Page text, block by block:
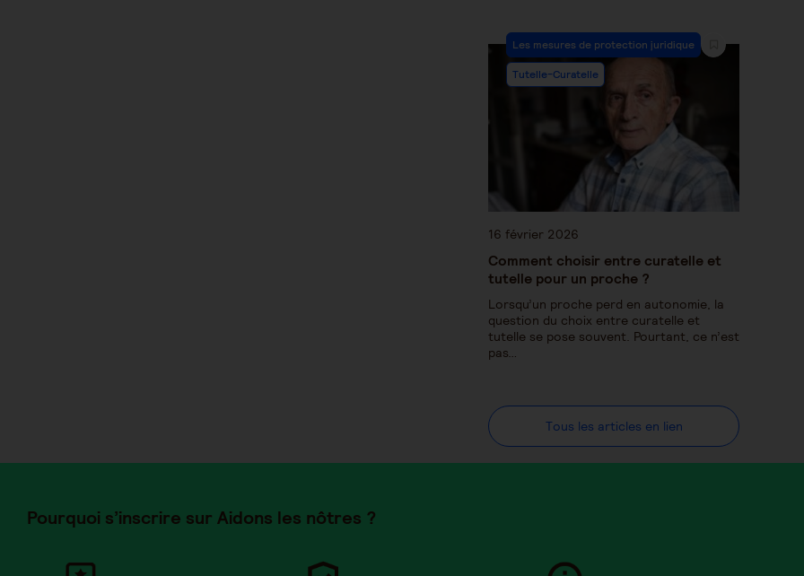
Les mesures de protection juridique
Tutelle-Curatelle
16 février 2026
Comment choisir entre curatelle et
tutelle pour un proche ?
Lorsqu’un proche perd en autonomie, la
question du choix entre curatelle et
tutelle se pose souvent. Pourtant, ce n’est
pas…
Tous les articles en lien
Pourquoi s’inscrire sur Aidons les nôtres ?